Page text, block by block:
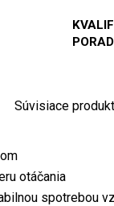
Súvisiace
otáčania
spotrebou